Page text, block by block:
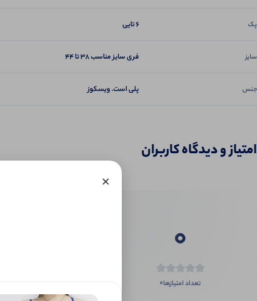
پک 6 تایی
سایز فری سایز مناسب 38 تا 44
جنس پلی است. ویسکوز
امتیاز و دیدگاه کاربران
0
تعداد امتیازها0
×